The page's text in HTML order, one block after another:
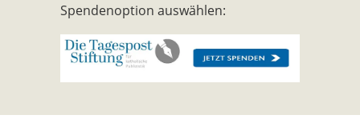
Spendenoption auswählen: